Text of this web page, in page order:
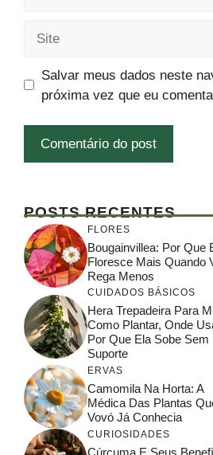
Salvar meus dados neste
próxima vez que eu
POSTS RECENTES
FLORES
Bougainvillea: Por Que
Floresce Mais Quando
Rega Menos
CUIDADOS BÁSICOS
Hera Trepadeira Para
Como Plantar, Onde
Por Que Ela Sobe Sem
Suporte
ERVAS
Camomila Na Horta: A
Médica Das Plantas
Vovó Já Conhecia
CURIOSIDADES
Cúrcuma E Seus